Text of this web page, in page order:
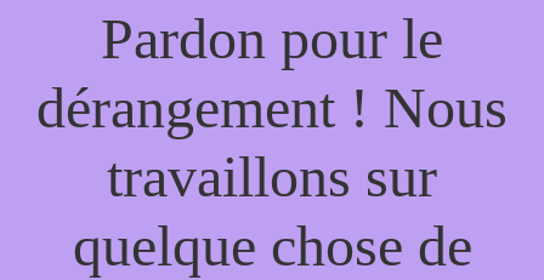
Pardon pour le
dérangement ! Nous
travaillons sur
quelque chose de